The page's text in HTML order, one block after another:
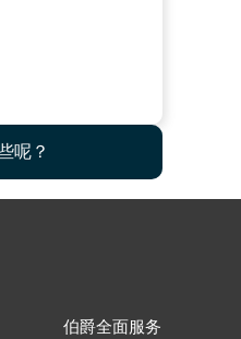
呢？
伯爵全面服务